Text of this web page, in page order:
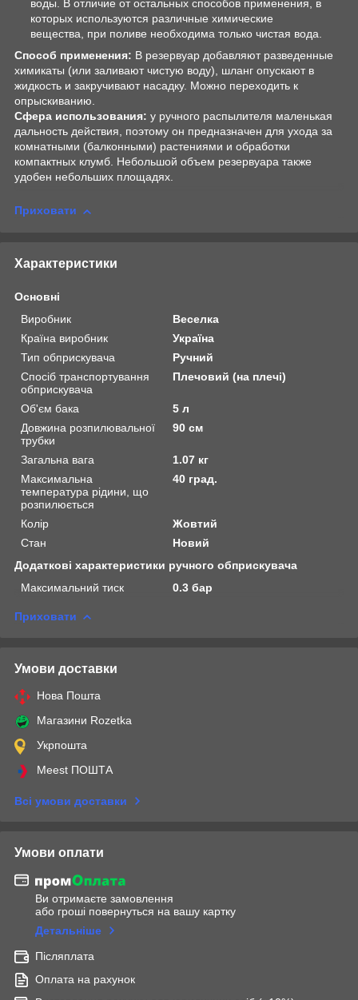
воды. В отличие от остальных способов применения, в
которых используются различные химические
вещества, при поливе необходима только чистая вода.
Способ применения: В резервуар добавляют разведенные
химикаты (или заливают чистую воду), шланг опускают в
жидкость и закручивают насадку. Можно переходить к
опрыскиванию.
Сфера использования: у ручного распылителя маленькая
дальность действия, поэтому он предназначен для ухода за
комнатными (балконными) растениями и обработки
компактных клумб. Небольшой объем резервуара также
удобен небольших площадях.
Приховати
Характеристики
Основні
Виробник
Веселка
Країна виробник
Україна
Тип обприскувача
Ручний
Спосіб транспортування
обприскувача
Плечовий (на плечі)
Об'єм бака
5 л
Довжина розпилювальної
трубки
90 см
Загальна вага
1.07 кг
Максимальна
температура рідини, що
розпилюється
40 град.
Колір
Жовтий
Стан
Новий
Додаткові характеристики ручного обприскувача
Максимальний тиск
0.3 бар
Приховати
Умови доставки
Нова Пошта
Магазини Rozetka
Укрпошта
Meest ПОШТА
Всі умови доставки
Умови оплати
Ви отримаєте замовлення
або гроші повернуться на вашу картку
Детальніше
Післяплата
Оплата на рахунок